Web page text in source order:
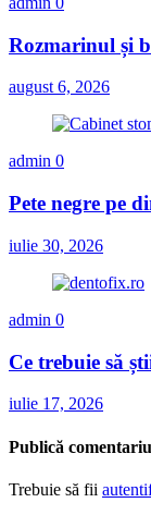
Rozmarinul și
august 6, 2026
admin 0
Pete negre pe
iulie 30, 2026
admin 0
Ce trebuie să
iulie 17, 2026
Publică
Trebuie să fii